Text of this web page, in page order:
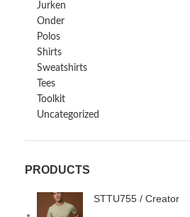
Jurken
Onder
Polos
Shirts
Sweatshirts
Tees
Toolkit
Uncategorized
PRODUCTS
STTU755 / Creator